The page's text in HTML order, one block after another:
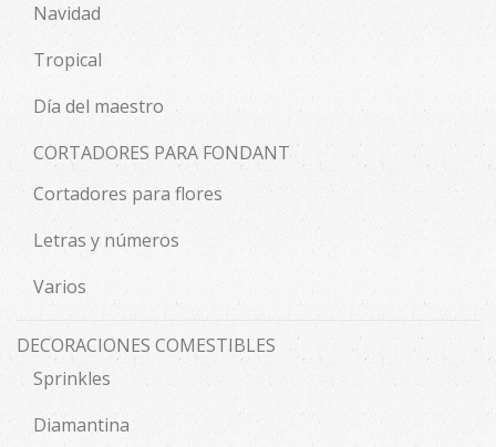
Navidad
Tropical
Día del maestro
CORTADORES PARA FONDANT
Cortadores para flores
Letras y números
Varios
DECORACIONES COMESTIBLES
Sprinkles
Diamantina